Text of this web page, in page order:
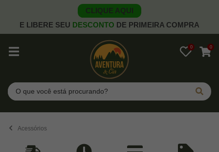
CLIQUE AQUI
E LIBERE SEU DESCONTO DE PRIMEIRA COMPRA
0 0
Pesquisar
Acessórios